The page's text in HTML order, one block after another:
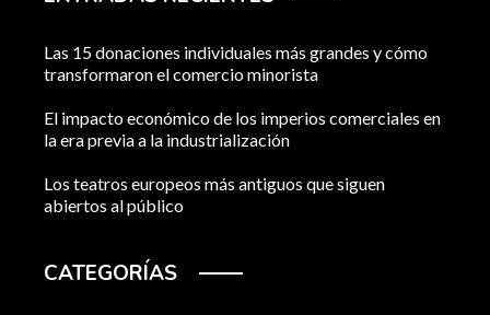
Las 15 donaciones individuales más grandes y cómo
transformaron el comercio minorista
El impacto económico de los imperios comerciales en
la era previa a la industrialización
Los teatros europeos más antiguos que siguen
abiertos al público
CATEGORÍAS